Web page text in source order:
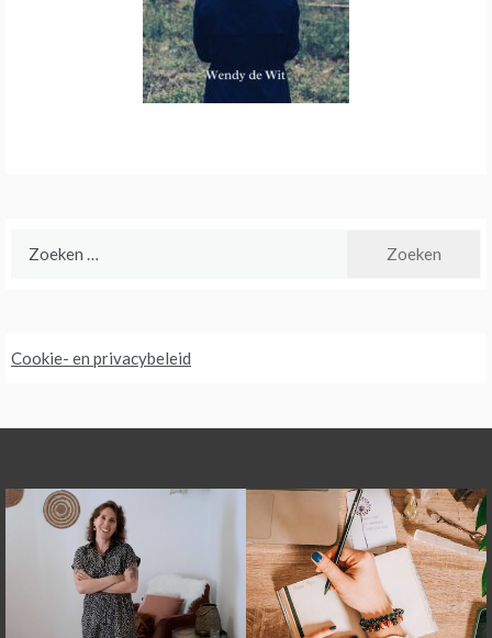
Cookie- en privacybeleid